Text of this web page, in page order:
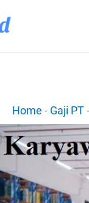
Home - Gaji PT-